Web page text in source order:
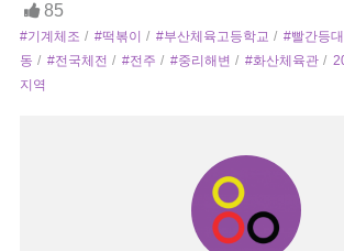
85
#기계체조 #떡볶이 #부산체육고등학교 #빨간등대
동
#전국체전 #전주 #중리해변 #화산체육관
지역